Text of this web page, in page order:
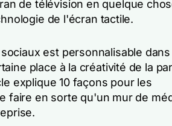
de télévision en quelque
de l'écran tactile.
est personnalisable
place à la créativité de la
explique 10 façons pour les
faire en sorte qu'un mur de